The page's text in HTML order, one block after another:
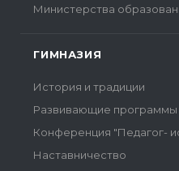
Министерства
ГИМНАЗИЯ
История и традиции
Развивающие программы
Конференция "Педагог-
Наставничество